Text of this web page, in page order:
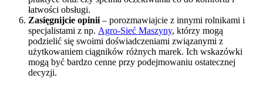
łatwości obsługi.
Zasięgnijcie opinii – porozmawiajcie z innymi rolnikami i
specjalistami z np. Agro-Sieć Maszyny, którzy mogą
podzielić się swoimi doświadczeniami związanymi z
użytkowaniem ciągników różnych marek. Ich wskazówki
mogą być bardzo cenne przy podejmowaniu ostatecznej
decyzji.